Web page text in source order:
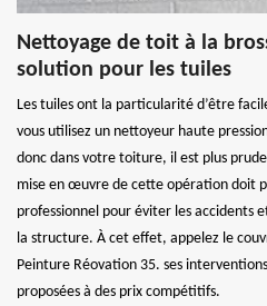
Nettoyage de toit à la
solution pour les tuiles
Les tuiles ont la particularité d’être
vous utilisez un nettoyeur haute
donc dans votre toiture, il est plus
mise en œuvre de cette opération doit
professionnel pour éviter les accidents
la structure. À cet effet, appelez le
Peinture Réovation 35. ses
proposées à des prix compétitifs.